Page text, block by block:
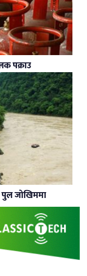
पक्राउ
जोखिममा